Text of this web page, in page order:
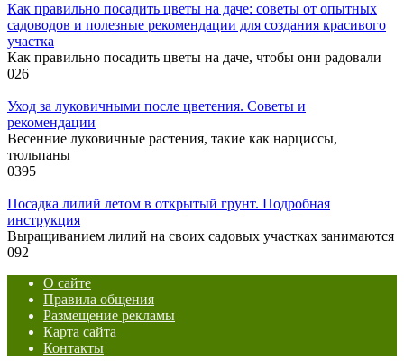
Как правильно посадить цветы на даче: советы от опытных
садоводов и полезные рекомендации для создания красивого
участка
Как правильно посадить цветы на даче, чтобы они радовали
026
Уход за луковичными после цветения. Советы и
рекомендации
Весенние луковичные растения, такие как нарциссы,
тюльпаны
0395
Посадка лилий летом в открытый грунт. Подробная
инструкция
Выращиванием лилий на своих садовых участках занимаются
092
О сайте
Правила общения
Размещение рекламы
Карта сайта
Контакты